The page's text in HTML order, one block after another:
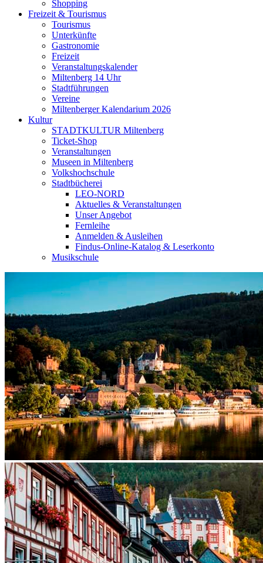
Shopping
Freizeit & Tourismus
Tourismus
Unterkünfte
Gastronomie
Freizeit
Veranstaltungskalender
Miltenberg 14 Uhr
Stadtführungen
Vereine
Miltenberger Kalendarium 2026
Kultur
STADTKULTUR Miltenberg
Ticket-Shop
Veranstaltungen
Museen in Miltenberg
Volkshochschule
Stadtbücherei
LEO-NORD
Aktuelles & Veranstaltungen
Unser Angebot
Fernleihe
Anmelden & Ausleihen
Findus-Online-Katalog & Leserkonto
Musikschule